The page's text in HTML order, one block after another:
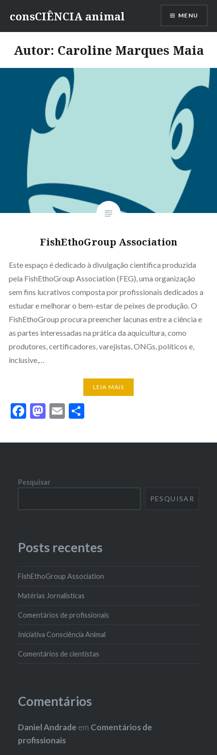
consCIÊNCIA animal MENU
Autor: Caroline Marques Maia
FishEthoGroup Association
Este espaço é dedicado à divulgação científica produzida
pela FishEthoGroup Association (FEG), uma organização
sem fins lucrativos composta por profissionais dedicados a
estudar e melhorar o bem-estar de peixes de produção. O
FishEthoGroup procura preencher lacunas entre a ciência e
as partes interessadas na prática da aquicultura, como
produtores, certificadores, varejistas, ONGs, políticos e,
inclusive,…
LEIA MAIS
Facebook
Mastodon
EmailShare
Pesquisar
PESQUISAR
Posts recentes
FishEthoGroup Association
Matérias Jornalísticas
Comentários de profissionais
Iniciativa Consciência Animal
Comentários de cientistas
Comentários
Daniel Andrade em Comentários de
profissionais